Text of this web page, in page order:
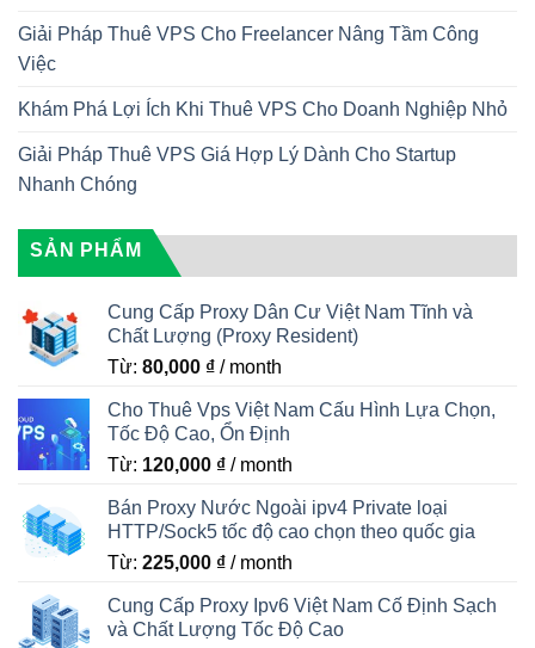
Giải Pháp Thuê VPS Cho Freelancer Nâng Tầm Công
Việc
Khám Phá Lợi Ích Khi Thuê VPS Cho Doanh Nghiệp Nhỏ
Giải Pháp Thuê VPS Giá Hợp Lý Dành Cho Startup
Nhanh Chóng
SẢN PHẨM
Cung Cấp Proxy Dân Cư Việt Nam Tĩnh và
Chất Lượng (Proxy Resident)
Từ: 80,000 ₫ / month
Cho Thuê Vps Việt Nam Cấu Hình Lựa Chọn,
Tốc Độ Cao, Ổn Định
Từ: 120,000 ₫ / month
Bán Proxy Nước Ngoài ipv4 Private loại
HTTP/Sock5 tốc độ cao chọn theo quốc gia
Từ: 225,000 ₫ / month
Cung Cấp Proxy Ipv6 Việt Nam Cố Định Sạch
và Chất Lượng Tốc Độ Cao